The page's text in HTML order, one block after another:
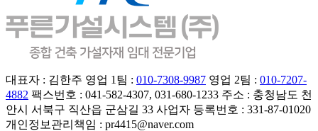
대표자 : 김한주 영업 1팀 : 010-7308-9987 영업 2팀 : 010-7207-
4882 팩스번호 : 041-582-4307, 031-680-1233 주소 : 충청남도 천
안시 서북구 직산읍 군삼길 33 사업자 등록번호 : 331-87-01020
개인정보관리책임 : pr4415@naver.com